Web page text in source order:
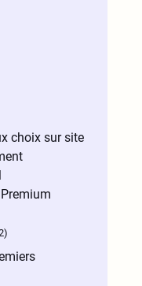
choix sur site